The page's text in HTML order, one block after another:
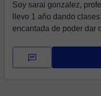
Soy sarai gonzalez,
llevo 1 año dando
encantada de poder dar